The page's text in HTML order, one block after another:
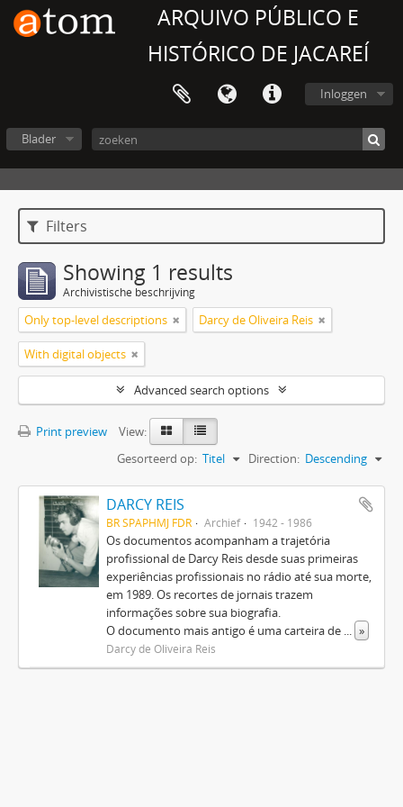
ARQUIVO PÚBLICO E
HISTÓRICO DE JACAREÍ
Inloggen
Blader
Filters
Showing 1 results
Archivistische beschrijving
Only top-level descriptions Darcy de Oliveira Reis
With digital objects
Advanced search options
Print preview
View:
Gesorteerd op: Titel Direction: Descending
DARCY REIS
BR SPAPHMJ FDR Archief 1942 - 1986
Os documentos acompanham a trajetória
profissional de Darcy Reis desde suas primeiras
experiências profissionais no rádio até sua morte,
em 1989. Os recortes de jornais trazem
informações sobre sua biografia.
O documento mais antigo é uma carteira de ... »
Darcy de Oliveira Reis